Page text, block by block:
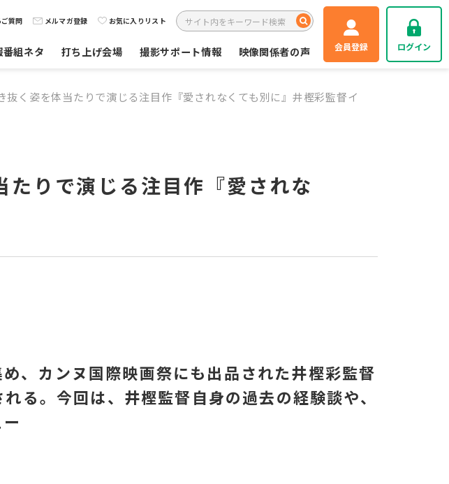
質問 メルマガ登録 お気に入りリスト
組ネタ 打ち上げ会場 撮影サポート情報 映像関係者の声 会員登録 ログイン
抜く姿を体当たりで演じる注目作『愛されなくても別に』井樫彩監督イ
りで演じる注目作『愛されな
、カンヌ国際映画祭にも出品された井樫彩監督
る。今回は、井樫監督自身の過去の経験談や、